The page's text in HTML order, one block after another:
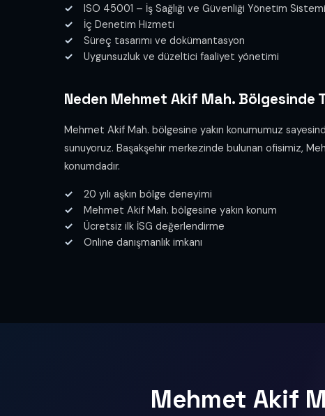
ISO 45001 – İş Sağlığı ve Güvenliği Yönetim
İç Denetim Hizmeti
Süreç tasarımı ve dokümantasyon
Uygunsuzluk ve düzeltici faaliyet yönetimi
Neden Mehmet Akif Mah. Bölgesinde
Mehmet Akif Mah. bölgesine yakın konumumuz
sunuyoruz. Başakşehir merkezinde bulunan ofisimiz,
konumdadır.
20 yılı aşkın bölge deneyimi
Mehmet Akif Mah. bölgesine yakın konum
Ücretsiz ilk İSG değerlendirme
Online danışmanlık imkanı
Mehmet Akif